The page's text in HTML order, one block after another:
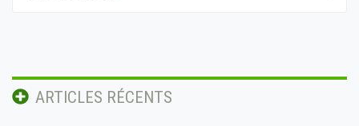
ARTICLES RÉCENTS